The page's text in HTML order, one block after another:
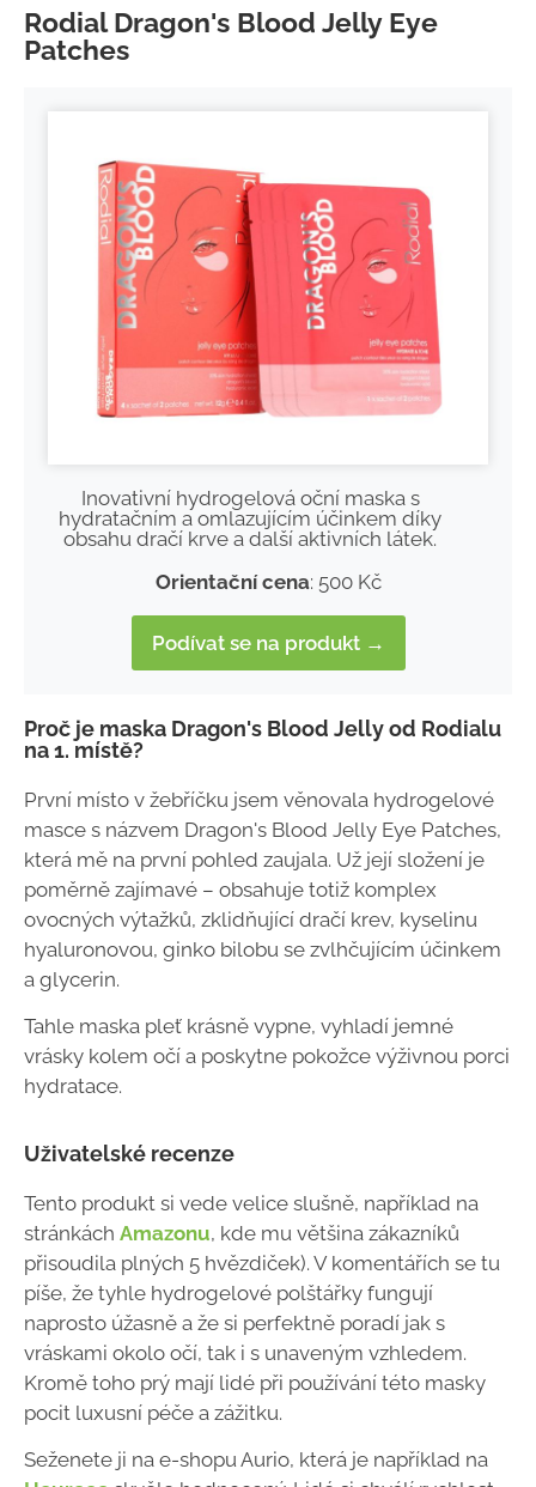
Rodial Dragon's Blood Jelly Eye
Patches
Inovativní hydrogelová oční maska s
hydratačním a omlazujícím účinkem díky
obsahu dračí krve a další aktivních látek.
Orientační cena: 500 Kč
Podívat se na produkt →
Proč je maska Dragon's Blood Jelly od Rodialu
na 1. místě?
První místo v žebříčku jsem věnovala hydrogelové
masce s názvem Dragon's Blood Jelly Eye Patches,
která mě na první pohled zaujala. Už její složení je
poměrně zajímavé – obsahuje totiž komplex
ovocných výtažků, zklidňující dračí krev, kyselinu
hyaluronovou, ginko bilobu se zvlhčujícím účinkem
a glycerin.
Tahle maska pleť krásně vypne, vyhladí jemné
vrásky kolem očí a poskytne pokožce výživnou porci
hydratace.
Uživatelské recenze
Tento produkt si vede velice slušně, například na
stránkách Amazonu, kde mu většina zákazníků
přisoudila plných 5 hvězdiček). V komentářích se tu
píše, že tyhle hydrogelové polštářky fungují
naprosto úžasně a že si perfektně poradí jak s
vráskami okolo očí, tak i s unaveným vzhledem.
Kromě toho prý mají lidé při používání této masky
pocit luxusní péče a zážitku.
Seženete ji na e-shopu Aurio, která je například na